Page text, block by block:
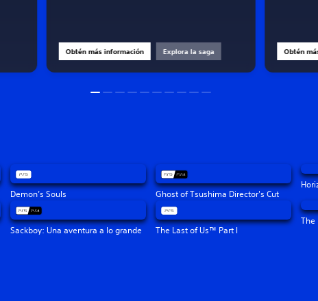
Obtén más información Explora la saga Obtén
Demon’s Souls Ghost of Tsushima Director's Cut
Sackboy: Una aventura a lo grande The Last of Us™ Part I